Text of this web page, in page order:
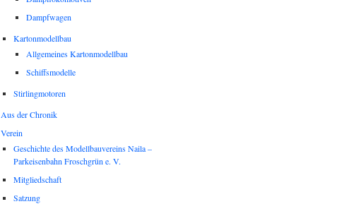
Dampfwagen
Kartonmodellbau
Allgemeines Kartonmodellbau
Schiffsmodelle
Stirlingmotoren
Aus der Chronik
Verein
Geschichte des Modellbauvereins Naila –
Parkeisenbahn Froschgrün e. V.
Mitgliedschaft
Satzung